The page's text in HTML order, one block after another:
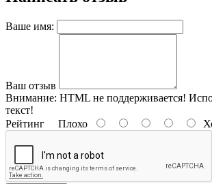
Ваше имя:
Ваш отзыв
Внимание: HTML не поддерживается!
текст!
Рейтинг Плохо